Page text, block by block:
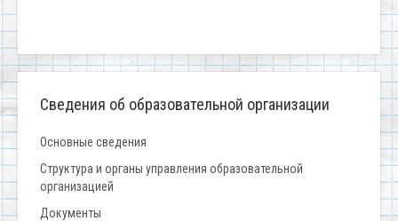
Сведения об образовательной организации
Основные сведения
Структура и органы управления образовательной
организацией
Документы